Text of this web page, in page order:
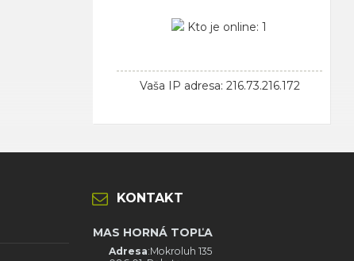
Kto je online: 1
Vaša IP adresa: 216.73.216.172
KONTAKT
MAS HORNÁ TOPĽA
Adresa:Mokroluh 135